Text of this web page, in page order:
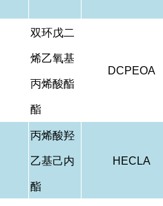
双环戊二
烯乙氧基
丙烯酸酯
酯
DCPEOA
丙烯酸羟
乙基己内
酯
HECLA